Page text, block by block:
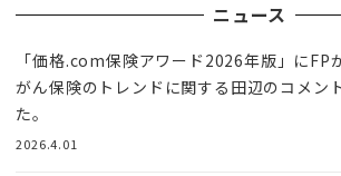
ニュース
「価格.com保険アワード2026年版」にFP
がん保険のトレンドに関する田辺のコメン
た。
2026.4.01